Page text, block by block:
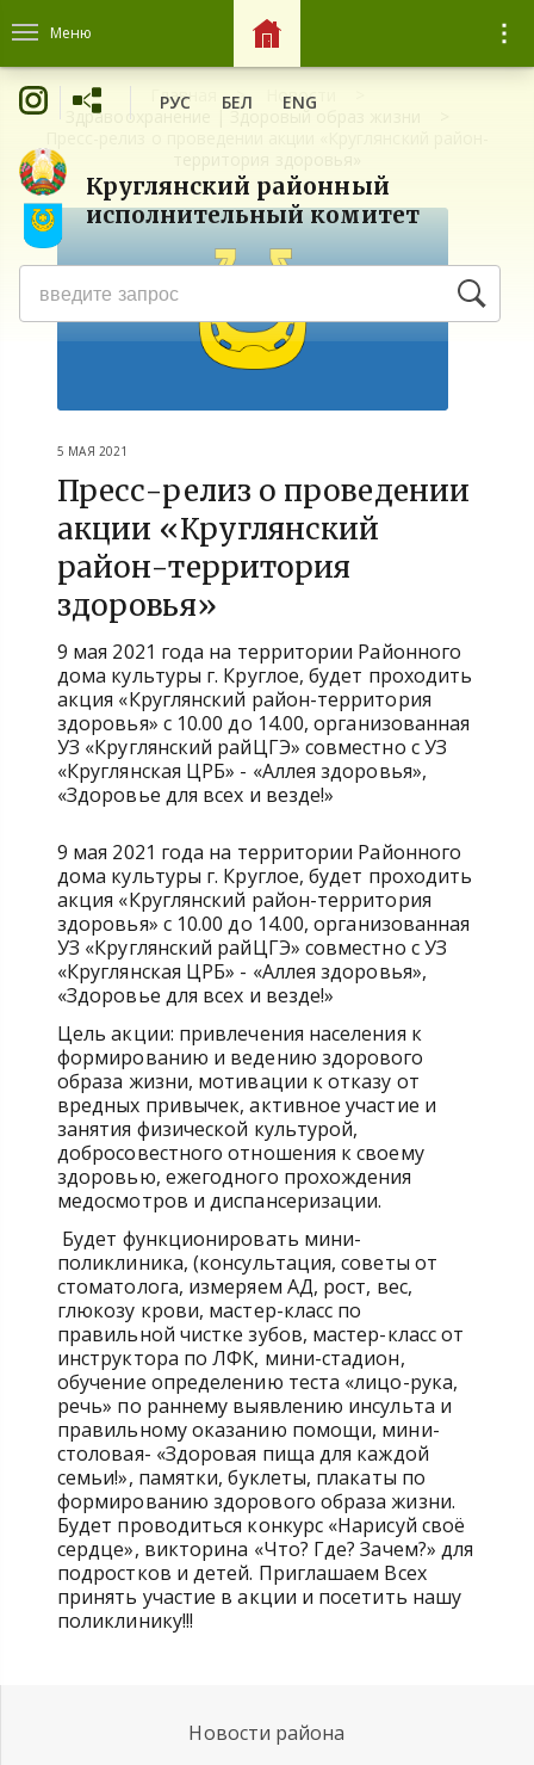
Меню
Круглянский районный
исполнительный комитет
РУС БЕЛ ENG
Главная
Новости
Здравоохранение | Здоровый образ жизни
5 МАЯ 2021
Пресс-релиз о проведении
акции «Круглянский
район-территория
здоровья»
9 мая 2021 года на территории Районного
дома культуры г. Круглое, будет проходить
акция «Круглянский район-территория
здоровья» с 10.00 до 14.00, организованная
УЗ «Круглянский райЦГЭ» совместно с УЗ
«Круглянская ЦРБ» - «Аллея здоровья»,
«Здоровье для всех и везде!»
9 мая 2021 года на территории Районного
дома культуры г. Круглое, будет проходить
акция «Круглянский район-территория
здоровья» с 10.00 до 14.00, организованная
УЗ «Круглянский райЦГЭ» совместно с УЗ
«Круглянская ЦРБ» - «Аллея здоровья»,
«Здоровье для всех и везде!»
Цель акции: привлечения населения к
формированию и ведению здорового
образа жизни, мотивации к отказу от
вредных привычек, активное участие и
занятия физической культурой,
добросовестного отношения к своему
здоровью, ежегодного прохождения
медосмотров и диспансеризации.
Будет функционировать мини-
поликлиника, (консультация, советы от
стоматолога, измеряем АД, рост, вес,
глюкозу крови, мастер-класс по
правильной чистке зубов, мастер-класс от
инструктора по ЛФК, мини-стадион,
обучение определению теста «лицо-рука,
речь» по раннему выявлению инсульта и
правильному оказанию помощи, мини-
столовая- «Здоровая пища для каждой
семьи!», памятки, буклеты, плакаты по
формированию здорового образа жизни.
Будет проводиться конкурс «Нарисуй своё
сердце», викторина «Что? Где? Зачем?» для
подростков и детей. Приглашаем Всех
принять участие в акции и посетить нашу
поликлинику!!!
Новости района